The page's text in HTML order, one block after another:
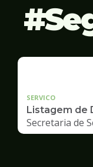
SERVICO
Listagem de
Secretaria de